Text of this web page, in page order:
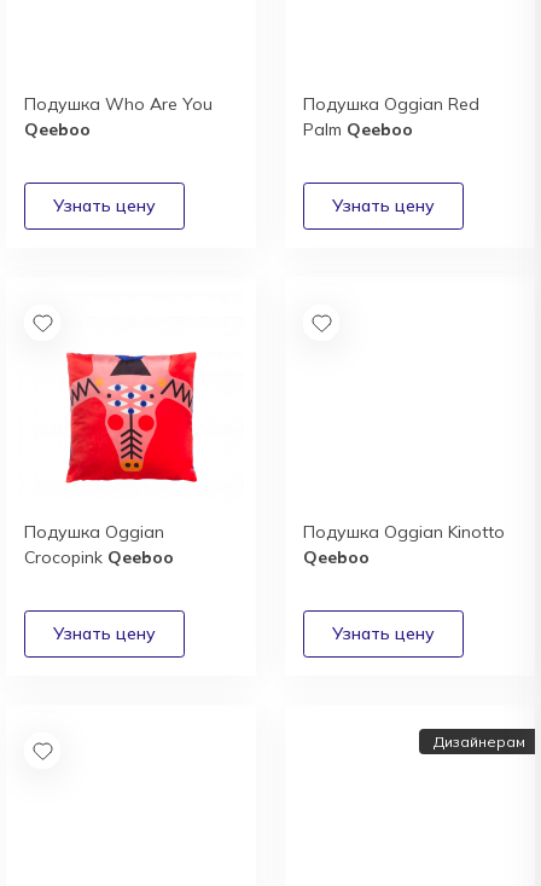
Подушка Who Are You
Qeeboo
Подушка Oggian Red
Palm Qeeboo
Подушка Oggian
Crocopink Qeeboo
Подушка Oggian Kinotto
Qeeboo
Дизайнерам